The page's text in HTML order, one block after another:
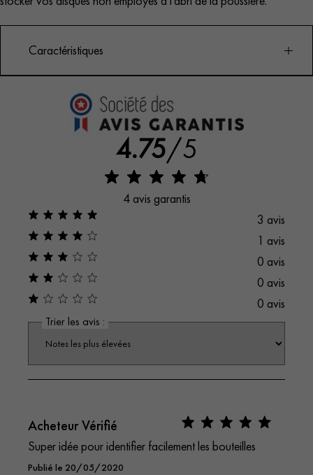
Caractéristiques
À chaque vin sa nuance !
30 disques pour vos vins rouges, 20 disques pour vos
vins blancs et pétillants et 20 disques pour vos vins
4.75/5
4 avis garantis
3 avis
1 avis
0 avis
0 avis
0 avis
Trier les avis :
Acheteur Vérifié
Super idée pour identifier facilement les bouteilles
Publié le 20/05/2020